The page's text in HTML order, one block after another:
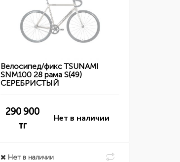
Велосипед/фикс TSUNAMI
SNM100 28 рама S(49)
СЕРЕБРИСТЫЙ
290 900
тг
Нет в наличии
Нет в наличии